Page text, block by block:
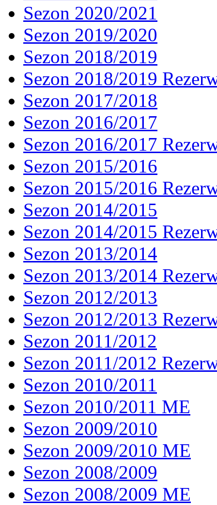
Sezon 2020/2021
Sezon 2019/2020
Sezon 2018/2019
Sezon 2018/2019
Sezon 2017/2018
Sezon 2016/2017
Sezon 2016/2017
Sezon 2015/2016
Sezon 2015/2016
Sezon 2014/2015
Sezon 2014/2015
Sezon 2013/2014
Sezon 2013/2014
Sezon 2012/2013
Sezon 2012/2013
Sezon 2011/2012
Sezon 2011/2012
Sezon 2010/2011
Sezon 2010/2011 ME
Sezon 2009/2010
Sezon 2009/2010 ME
Sezon 2008/2009
Sezon 2008/2009 ME